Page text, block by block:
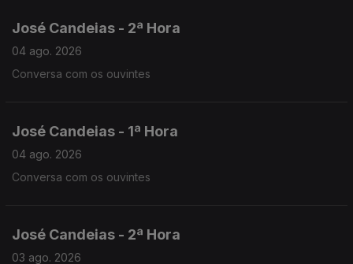
José Candeias - 2ª Hora
04 ago. 2026
Conversa com os ouvintes
José Candeias - 1ª Hora
04 ago. 2026
Conversa com os ouvintes
José Candeias - 2ª Hora
03 ago. 2026